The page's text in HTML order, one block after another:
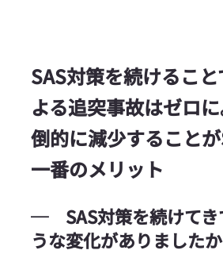
SAS対策を続けるこ
よる追突事故はゼロ
倒的に減少すること
一番のメリット
─ SAS対策を続けて
うな変化がありましたか